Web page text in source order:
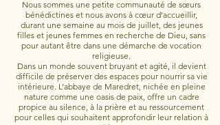
Nous sommes une petite communauté de sœurs
bénédictines et nous avons à cœur d’accueillir,
durant une semaine au mois de juillet, des jeunes
filles et jeunes femmes en recherche de Dieu, sans
pour autant être dans une démarche de vocation
religieuse.
Dans un monde souvent bruyant et agité, il devient
difficile de préserver des espaces pour nourrir sa vie
intérieure. L’abbaye de Maredret, nichée en pleine
nature comme une oasis de paix, offre un cadre
propice au silence, à la prière et au ressourcement
pour celles qui souhaitent approfondir leur relation à